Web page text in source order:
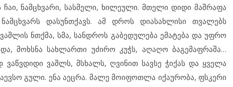
ნამცხვარი, სასმელი, ხილეული. მთელი დიდი მაშრაფა
დასუნთქავს. ამ დროს დიასახლისი თვალებს
ნთქმა, სმა, სანდროს გაბედულება ემატება და უფრო
მოხსნა სახლართი უძირო კუჭს, აღაღო ბაგემაფრაშა…
ვაშლს, მსხალს, ღვინით სავსე ჭიქას და ყველა
გული. ენა აეცრა. მალე მოიფოთლა იქაურობა, ფსკერი